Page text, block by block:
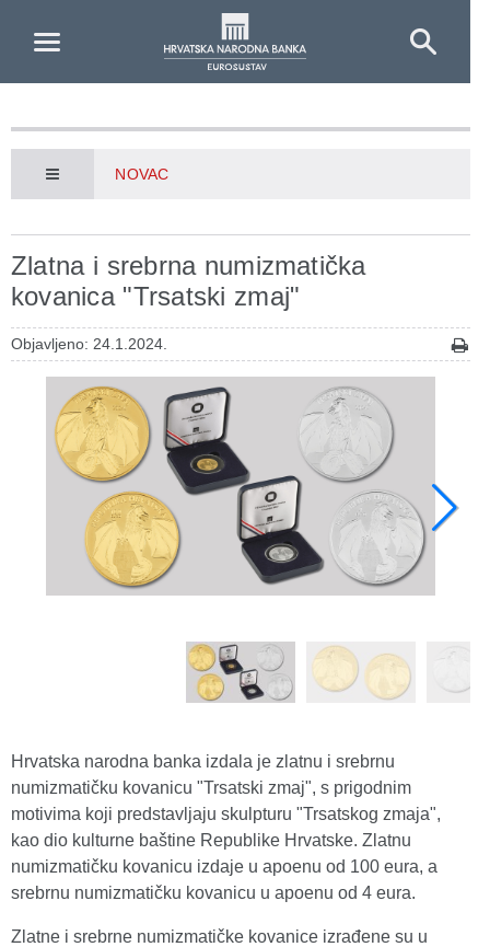
NOVAC
Zlatna i srebrna numizmatička
kovanica "Trsatski zmaj"
Objavljeno: 24.1.2024.
Hrvatska narodna banka izdala je zlatnu i srebrnu
numizmatičku kovanicu "Trsatski zmaj", s prigodnim
motivima koji predstavljaju skulpturu "Trsatskog zmaja",
kao dio kulturne baštine Republike Hrvatske. Zlatnu
numizmatičku kovanicu izdaje u apoenu od 100 eura, a
srebrnu numizmatičku kovanicu u apoenu od 4 eura.
Zlatne i srebrne numizmatičke kovanice izrađene su u